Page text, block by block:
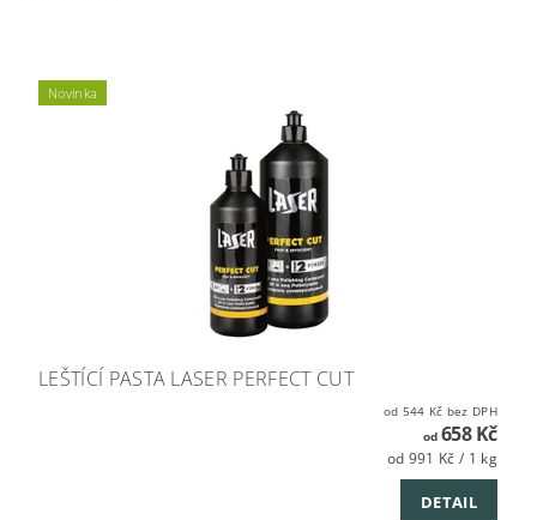
Novinka
LEŠTÍCÍ PASTA LASER PERFECT CUT
od 544 Kč bez DPH
od658 Kč
od 991 Kč / 1 kg
DETAIL